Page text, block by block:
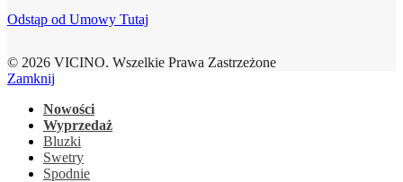
Odstąp od Umowy Tutaj
© 2026 VICINO. Wszelkie Prawa Zastrzeżone
Zamknij
Nowości
Wyprzedaż
Bluzki
Swetry
Spodnie